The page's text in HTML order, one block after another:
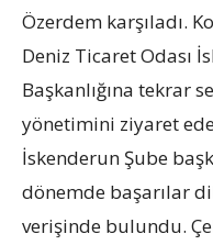
Özerdem karşıladı.
Deniz Ticaret Odası
Başkanlığına tekrar
yönetimini ziyaret
İskenderun Şube
dönemde başarılar
verişinde bulundu.